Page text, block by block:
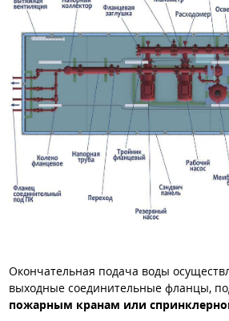
Окончательная подача воды
выходные соединительные фланцы,
пожарным кранам или